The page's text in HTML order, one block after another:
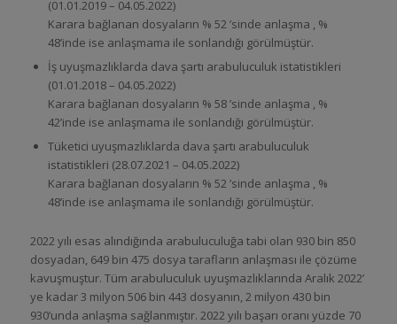
(01.01.2019 – 04.05.2022)
Karara bağlanan dosyaların % 52 ’sinde anlaşma , %
48’inde ise anlaşmama ile sonlandığı görülmüştür.
İş uyuşmazlıklarda dava şartı arabuluculuk istatistikleri
(01.01.2018 – 04.05.2022)
Karara bağlanan dosyaların % 58 ’sinde anlaşma , %
42’inde ise anlaşmama ile sonlandığı görülmüştür.
Tüketici uyuşmazlıklarda dava şartı arabuluculuk
istatistikleri (28.07.2021 – 04.05.2022)
Karara bağlanan dosyaların % 52 ’sinde anlaşma , %
48’inde ise anlaşmama ile sonlandığı görülmüştür.
2022 yılı esas alındığında arabuluculuğa tabi olan 930 bin 850
dosyadan, 649 bin 475 dosya tarafların anlaşması ile çözüme
kavuşmuştur. Tüm arabuluculuk uyuşmazlıklarında Aralık 2022’
ye kadar 3 milyon 506 bin 443 dosyanın, 2 milyon 430 bin
930’unda anlaşma sağlanmıştır. 2022 yılı başarı oranı yüzde 70